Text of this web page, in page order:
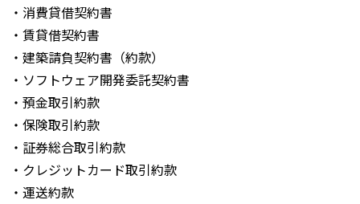
・消費貸借契約書
・賃貸借契約書
・建築請負契約書（約款）
・ソフトウェア開発委託契約書
・預金取引約款
・保険取引約款
・証券総合取引約款
・クレジットカード取引約款
・運送約款